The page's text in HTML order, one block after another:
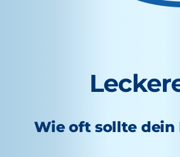
Wie oft sollte dein